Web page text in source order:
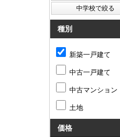
種別
新築一戸建て
中古一戸建て
中古マンション
土地
価格